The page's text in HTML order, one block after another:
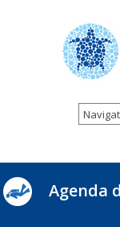
Agenda